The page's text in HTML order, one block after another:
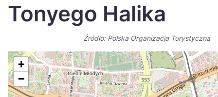
Italiano
日本
Português
Suomi
Tonyego Halika
Źródło: Polska Organizacja Turystyczna
+
−